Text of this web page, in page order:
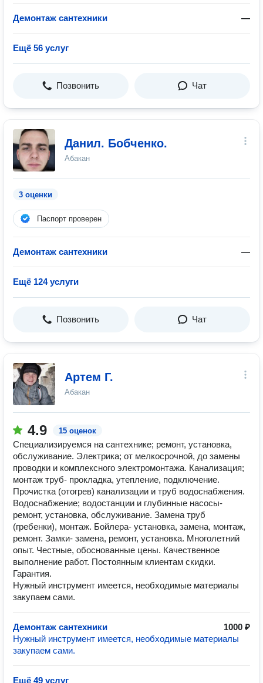
Демонтаж сантехники —
Ещё 56 услуг
Позвонить Чат
Данил. Бобченко.
Абакан
3 оценки
Паспорт проверен
Демонтаж сантехники —
Ещё 124 услуги
Позвонить Чат
Артем Г.
Абакан
4.9 15 оценок
Специализируемся на сантехнике; ремонт, установка,
обслуживание. Электрика; от мелкосрочной, до замены
проводки и комплексного электромонтажа. Канализация;
монтаж труб- прокладка, утепление, подключение.
Прочистка (отогрев) канализации и труб водоснабжения.
Водоснабжение; водостанции и глубинные насосы-
ремонт, установка, обслуживание. Замена труб
(гребенки), монтаж. Бойлера- установка, замена, монтаж,
ремонт. Замки- замена, ремонт, установка. Многолетний
опыт. Честные, обоснованные цены. Качественное
выполнение работ. Постоянным клиентам скидки.
Гарантия.
Нужный инструмент имеется, необходимые материалы
закупаем сами.
Демонтаж сантехники
1000 ₽
Нужный инструмент имеется, необходимые материалы
закупаем сами.
Ещё 49 услуг